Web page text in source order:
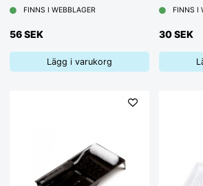
FINNS I WEBBLAGER
56 SEK
Lägg i varukorg
FINNS I
30 SEK